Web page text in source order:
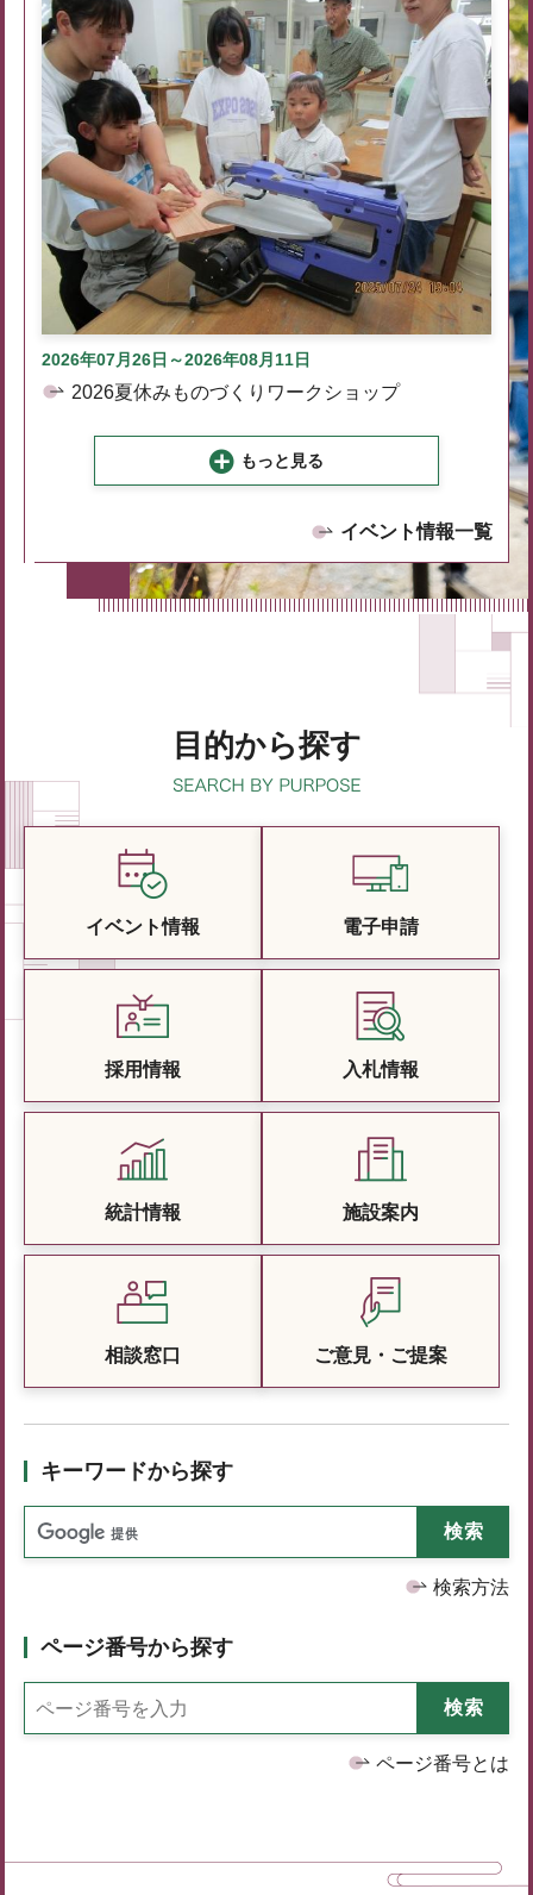
2026年07月26日～2026年08月11日
2026夏休みものづくりワークショップ
もっと見る
イベント情報一覧
目的から探す
イベント情報 電子申請
採用情報 入札情報
統計情報 施設案内
相談窓口 ご意見・ご提案
キーワードから探す
検索方法
ページ番号から探す
ページ番号とは